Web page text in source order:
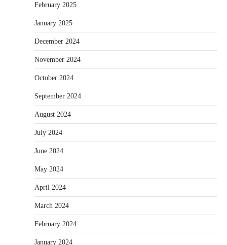
February 2025
January 2025
December 2024
November 2024
October 2024
September 2024
August 2024
July 2024
June 2024
May 2024
April 2024
March 2024
February 2024
January 2024